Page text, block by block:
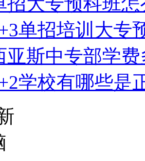
单招培训大专
亚斯中专部学
学校有哪些是